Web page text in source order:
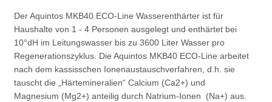
Der Aquintos MKB40 ECO-Line Wasserenthärter ist für
Haushalte von 1 - 4 Personen ausgelegt und enthärtet bei
10°dH im Leitungswasser bis zu 3600 Liter Wasser pro
Regenerationszyklus. Die Aquintos MKB40 ECO-Line arbeitet
nach dem kassisschen Ionenaustauschverfahren, d.h. sie
tauscht die „Härtemineralien“ Calcium (Ca2+) und
Magnesium (Mg2+) anteilig durch Natrium-Ionen (Na+) aus.